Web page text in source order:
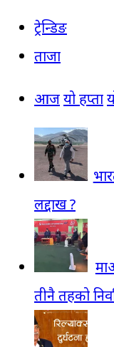
ट्रेन्डिङ
ताजा
आजयो हप्ता
लद्दाख ?
तीनै तहको